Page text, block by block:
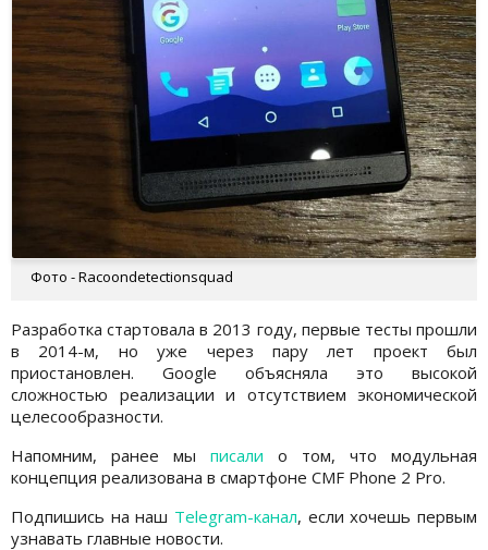
Фото - Racoondetectionsquad
Разработка стартовала в 2013 году, первые тесты прошли
в 2014-м, но уже через пару лет проект был
приостановлен. Google объясняла это высокой
сложностью реализации и отсутствием экономической
целесообразности.
Напомним, ранее мы писали о том, что модульная
концепция реализована в смартфоне CMF Phone 2 Pro.
Подпишись на наш Telegram-канал, если хочешь первым
узнавать главные новости.